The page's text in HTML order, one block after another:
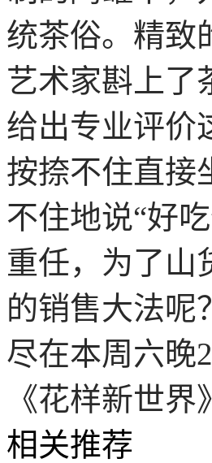
统茶俗。精致
艺术家斟上了
给出专业评价
按捺不住直接
不住地说“好
重任，为了山
的销售大法呢
尽在本周六晚
《花样新世
相关推荐